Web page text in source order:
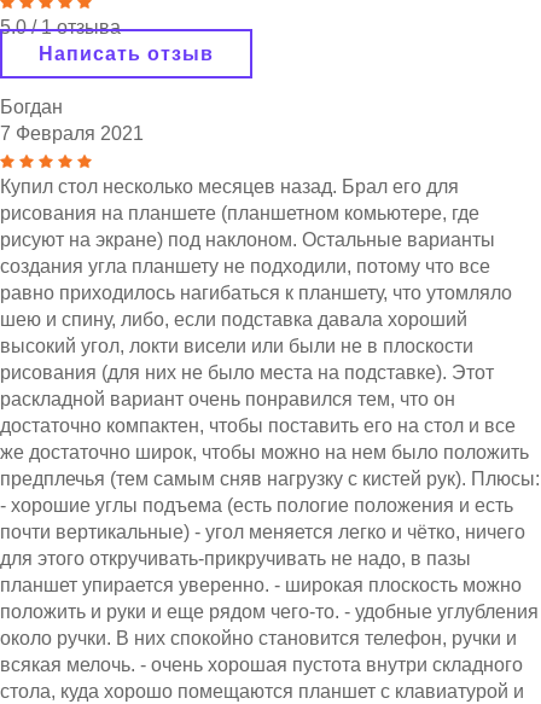
5.0/1отзыва
Написать отзыв
Богдан
7 Февраля 2021
Купил стол несколько месяцев назад. Брал его для
рисования на планшете (планшетном комьютере, где
рисуют на экране) под наклоном. Остальные варианты
создания угла планшету не подходили, потому что все
равно приходилось нагибаться к планшету, что утомляло
шею и спину, либо, если подставка давала хороший
высокий угол, локти висели или были не в плоскости
рисования (для них не было места на подставке). Этот
раскладной вариант очень понравился тем, что он
достаточно компактен, чтобы поставить его на стол и все
же достаточно широк, чтобы можно на нем было положить
предплечья (тем самым сняв нагрузку с кистей рук). Плюсы:
- хорошие углы подъема (есть пологие положения и есть
почти вертикальные) - угол меняется легко и чётко, ничего
для этого откручивать-прикручивать не надо, в пазы
планшет упирается уверенно. - широкая плоскость можно
положить и руки и еще рядом чего-то. - удобные углубления
около ручки. В них спокойно становится телефон, ручки и
всякая мелочь. - очень хорошая пустота внутри складного
стола, куда хорошо помещаются планшет с клавиатурой и